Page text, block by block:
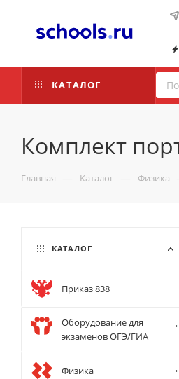
КАТАЛОГ
Комплект
Главная — Каталог — Физика
КАТАЛОГ
Приказ 838
Оборудование для
экзаменов ОГЭ/ГИА
Физика